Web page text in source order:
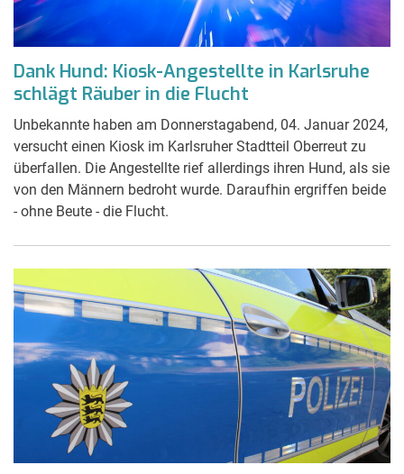
Dank Hund: Kiosk-Angestellte in Karlsruhe
schlägt Räuber in die Flucht
Unbekannte haben am Donnerstagabend, 04. Januar 2024,
versucht einen Kiosk im Karlsruher Stadtteil Oberreut zu
überfallen. Die Angestellte rief allerdings ihren Hund, als sie
von den Männern bedroht wurde. Daraufhin ergriffen beide
- ohne Beute - die Flucht.